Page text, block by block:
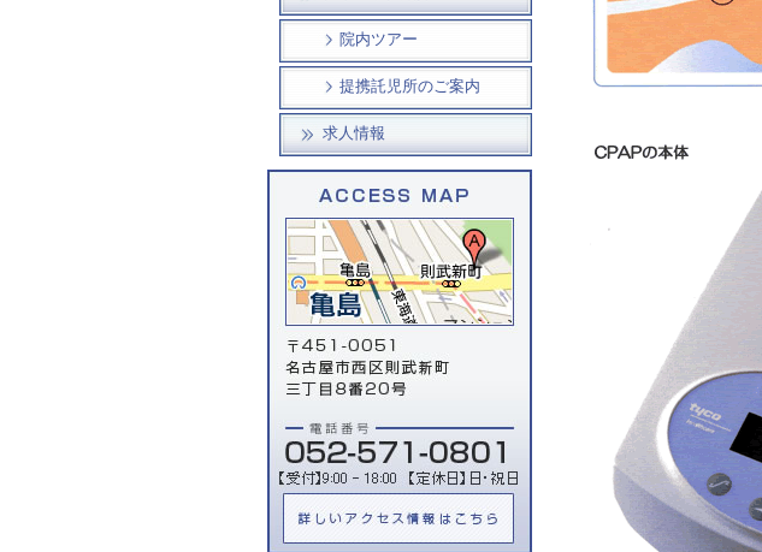
院内ツアー
提携託児所のご案内
求人情報